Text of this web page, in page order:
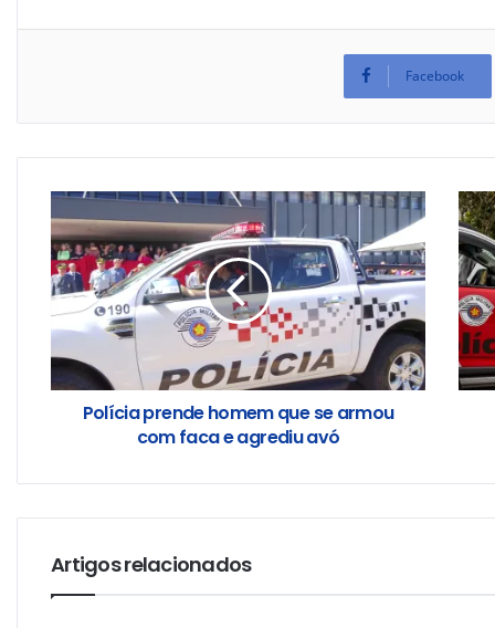
Facebook
Polícia prende homem que se armou
com faca e agrediu avó
Artigos relacionados